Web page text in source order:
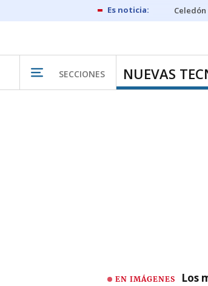
SECCIONES NUEVAS
EN IMÁGENES Los